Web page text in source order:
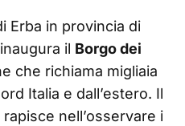
Erba in provincia di
il Borgo dei
che richiama migliaia
Italia e dall’estero. Il
nell’osservare i